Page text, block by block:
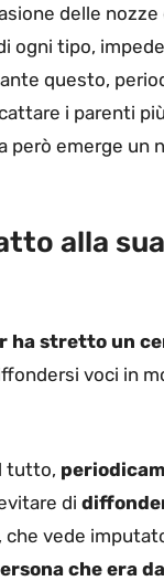
delle nozze
ogni tipo,
questo,
i parenti
però emerge un
alla
ha stretto un
voci in
tutto,
di
vede
che era